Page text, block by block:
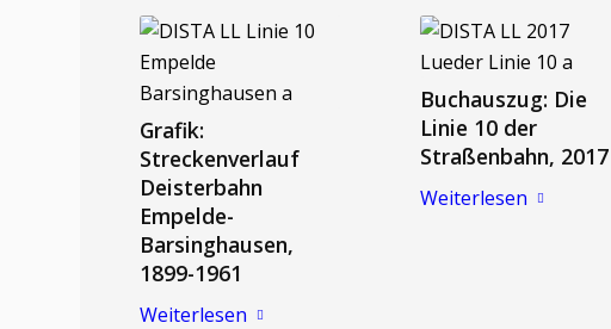
Grafik:
Streckenverlauf
Deisterbahn
Empelde-
Barsinghausen,
1899-1961
Weiterlesen
Buchauszug: Die
Linie 10 der
Straßenbahn, 2017
Weiterlesen